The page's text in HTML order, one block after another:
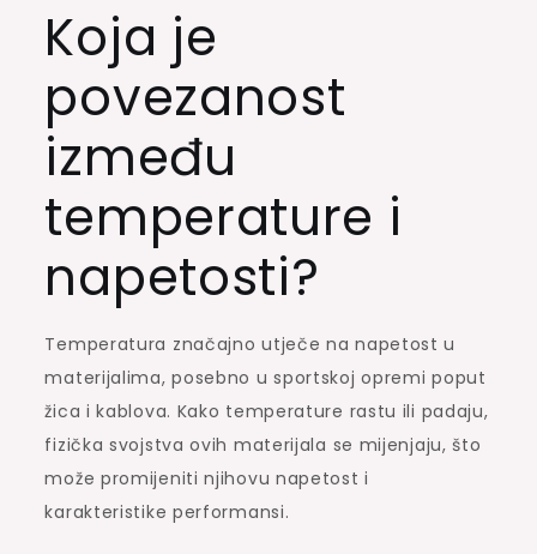
Koja je
povezanost
između
temperature i
napetosti?
Temperatura značajno utječe na napetost u
materijalima, posebno u sportskoj opremi poput
žica i kablova. Kako temperature rastu ili padaju,
fizička svojstva ovih materijala se mijenjaju, što
može promijeniti njihovu napetost i
karakteristike performansi.